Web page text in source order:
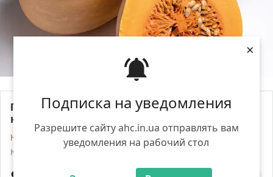
Подписка на уведомления
Разрешите сайту ahc.in.ua отправлять вам
уведомления на рабочий стол
×
Гарбуз Матільда F1/ Matilda Enza Zaden, 500
насінин
Немає в наявності
Код: 966